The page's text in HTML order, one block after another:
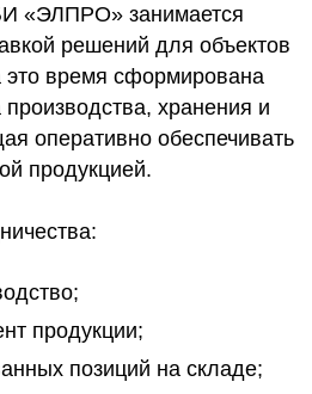
«ЭЛПРО» занимается
решений для объектов
это время сформирована
хранения и
оперативно обеспечивать
продукцией.
продукции;
позиций на складе;